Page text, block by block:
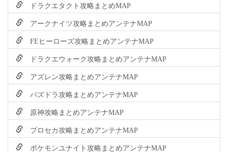
ドラクエタクト攻略まとめMAP
アークナイツ攻略まとめアンテナMAP
FEヒーローズ攻略まとめアンテナMAP
ドラクエウォーク攻略まとめアンテナMAP
アズレン攻略まとめアンテナMAP
パズドラ攻略まとめアンテナMAP
原神攻略まとめアンテナMAP
プロセカ攻略まとめアンテナMAP
ポケモンユナイト攻略まとめアンテナMAP